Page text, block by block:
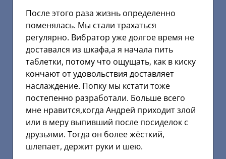
После этого раза жизнь определенно
поменялась. Мы стали трахаться
регулярно. Вибратор уже долгое время не
доставался из шкафа,а я начала пить
таблетки, потому что ощущать, как в киску
кончают от удовольствия доставляет
наслаждение. Попку мы кстати тоже
постепенно разработали. Больше всего
мне нравится,когда Андрей приходит злой
или в меру выпивший после посиделок с
друзьями. Тогда он более жёсткий,
шлепает, держит руки и шею.